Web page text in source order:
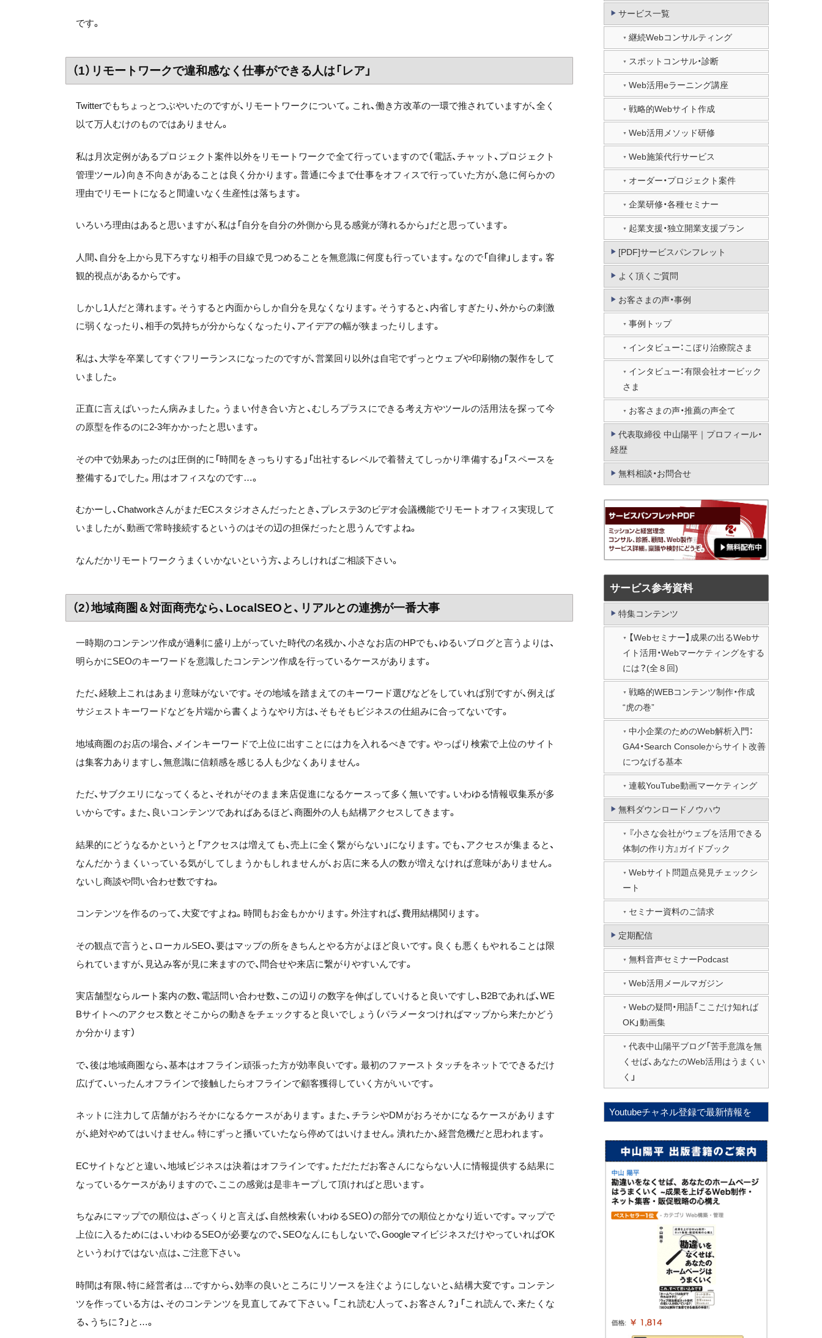
です。
（1）リモートワークで違和感なく仕事ができる人は「レア」
Twitterでもちょっとつぶやいたのですが、リモートワークについて。これ、働き方改革の一環で推されていますが、全く
以て万人むけのものではありません。
私は月次定例があるプロジェクト案件以外をリモートワークで全て行っていますので（電話、チャット、プロジェクト
管理ツール）向き不向きがあることは良く分かります。普通に今まで仕事をオフィスで行っていた方が、急に何らかの
理由でリモートになると間違いなく生産性は落ちます。
いろいろ理由はあると思いますが、私は「自分を自分の外側から見る感覚が薄れるから」だと思っています。
人間、自分を上から見下ろすなり相手の目線で見つめることを無意識に何度も行っています。なので「自律」します。客
観的視点があるからです。
しかし1人だと薄れます。そうすると内面からしか自分を見なくなります。そうすると、内省しすぎたり、外からの刺激
に弱くなったり、相手の気持ちが分からなくなったり、アイデアの幅が狭まったりします。
私は、大学を卒業してすぐフリーランスになったのですが、営業回り以外は自宅でずっとウェブや印刷物の製作をして
いました。
正直に言えばいったん病みました。うまい付き合い方と、むしろプラスにできる考え方やツールの活用法を探って今
の原型を作るのに2-3年かかったと思います。
その中で効果あったのは圧倒的に「時間をきっちりする」「出社するレベルで着替えてしっかり準備する」「スペースを
整備する」でした。用はオフィスなのです…。
むかーし、ChatworkさんがまだECスタジオさんだったとき、プレステ3のビデオ会議機能でリモートオフィス実現して
いましたが、動画で常時接続するというのはその辺の担保だったと思うんですよね。
なんだかリモートワークうまくいかないという方、よろしければご相談下さい。
（2）地域商圏＆対面商売なら、LocalSEOと、リアルとの連携が一番大事
一時期のコンテンツ作成が過剰に盛り上がっていた時代の名残か、小さなお店のHPでも、ゆるいブログと言うよりは、
明らかにSEOのキーワードを意識したコンテンツ作成を行っているケースがあります。
ただ、経験上これはあまり意味がないです。その地域を踏まえてのキーワード選びなどをしていれば別ですが、例えば
サジェストキーワードなどを片端から書くようなやり方は、そもそもビジネスの仕組みに合ってないです。
地域商圏のお店の場合、メインキーワードで上位に出すことには力を入れるべきです。やっぱり検索で上位のサイト
は集客力ありますし、無意識に信頼感を感じる人も少なくありません。
ただ、サブクエリになってくると、それがそのまま来店促進になるケースって多く無いです。いわゆる情報収集系が多
いからです。また、良いコンテンツであればあるほど、商圏外の人も結構アクセスしてきます。
結果的にどうなるかというと「アクセスは増えても、売上に全く繋がらない」になります。でも、アクセスが集まると、
なんだかうまくいっている気がしてしまうかもしれませんが、お店に来る人の数が増えなければ意味がありません。
ないし商談や問い合わせ数ですね。
コンテンツを作るのって、大変ですよね。時間もお金もかかります。外注すれば、費用結構関ります。
その観点で言うと、ローカルSEO、要はマップの所をきちんとやる方がよほど良いです。良くも悪くもやれることは限
られていますが、見込み客が見に来ますので、問合せや来店に繋がりやすいんです。
実店舗型ならルート案内の数、電話問い合わせ数、この辺りの数字を伸ばしていけると良いですし、B2Bであれば、WE
Bサイトへのアクセス数とそこからの動きをチェックすると良いでしょう（パラメータつければマップから来たかどう
か分かります）
で、後は地域商圏なら、基本はオフライン頑張った方が効率良いです。最初のファーストタッチをネットでできるだけ
広げて、いったんオフラインで接触したらオフラインで顧客獲得していく方がいいです。
ネットに注力して店舗がおろそかになるケースがあります。また、チラシやDMがおろそかになるケースがあります
が、絶対やめてはいけません。特にずっと播いていたなら停めてはいけません。潰れたか、経営危機だと思われます。
ECサイトなどと違い、地域ビジネスは決着はオフラインです。ただただお客さんにならない人に情報提供する結果に
なっているケースがありますので、ここの感覚は是非キープして頂ければと思います。
ちなみにマップでの順位は、ざっくりと言えば、自然検索（いわゆるSEO）の部分での順位とかなり近いです。マップで
上位に入るためには、いわゆるSEOが必要なので、SEOなんにもしないで、GoogleマイビジネスだけやっていればOK
というわけではない点は、ご注意下さい。
時間は有限、特に経営者は…ですから、効率の良いところにリソースを注ぐようにしないと、結構大変です。コンテン
ツを作っている方は、そのコンテンツを見直してみて下さい。「これ読む人って、お客さん？」「これ読んで、来たくな
る、うちに？」と…。
サービス一覧
継続Webコンサルティング
スポットコンサル・診断
Web活用eラーニング講座
戦略的Webサイト作成
Web活用メソッド研修
Web施策代行サービス
オーダー・プロジェクト案件
企業研修・各種セミナー
起業支援・独立開業支援プラン
[PDF]サービスパンフレット
よく頂くご質問
お客さまの声・事例
事例トップ
インタビュー：こぼり治療院さま
インタビュー：有限会社オービック
さま
お客さまの声・推薦の声全て
代表取締役 中山陽平｜プロフィール・
経歴
無料相談・お問合せ
サービス参考資料
特集コンテンツ
【Webセミナー】成果の出るWebサ
イト活用・Webマーケティングをする
には？(全８回)
戦略的WEBコンテンツ制作・作成
“虎の巻”
中小企業のためのWeb解析入門：
GA4・Search Consoleからサイト改善
につなげる基本
連載YouTube動画マーケティング
無料ダウンロードノウハウ
『小さな会社がウェブを活用できる
体制の作り方』ガイドブック
Webサイト問題点発見チェックシ
ート
セミナー資料のご請求
定期配信
無料音声セミナーPodcast
Web活用メールマガジン
Webの疑問・用語「ここだけ知れば
OK」動画集
代表中山陽平ブログ「苦手意識を無
くせば、あなたのWeb活用はうまくい
く」
Youtubeチャネル登録で最新情報を